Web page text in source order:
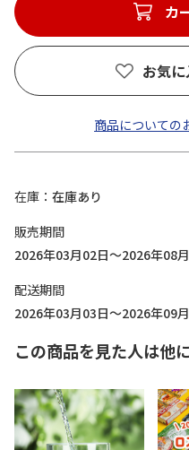
カ
お気
商品についての
在庫
在庫あり
販売期間
2026年03月02日～2026年08
配送期間
2026年03月03日～2026年09
この商品を見た人は他